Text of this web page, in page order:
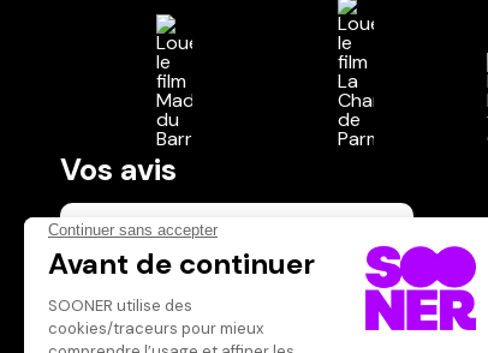
Vos avis
Donnez votre avis
Votre note
Votre commentaire
Il faut vous connecter pour
publier un avis